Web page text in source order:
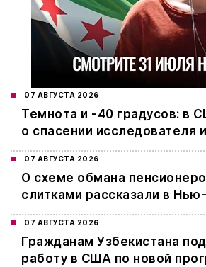
07 АВГУСТА 2026
Темнота и -40 градусов: в
о спасении исследователя
07 АВГУСТА 2026
О схеме обмана
слитками рассказали в
07 АВГУСТА 2026
Гражданам Узбекистана
работу в США по новой